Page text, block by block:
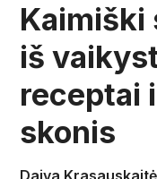
Kaimiški
iš
receptai
skonis
Daiva Krasauskaitė